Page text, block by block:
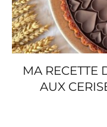
MA RECETTE
AUX